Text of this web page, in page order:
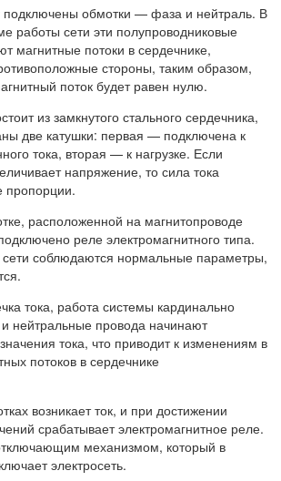
подключены обмотки — фаза и нейтраль. В
работы сети эти полупроводниковые
магнитные потоки в сердечнике,
стороны, таким образом,
поток будет равен нулю.
из замкнутого стального сердечника,
две катушки: первая — подключена к
тока, вторая — к нагрузке. Если
напряжение, то сила тока
пропорции.
расположенной на магнитопроводе
реле электромагнитного типа.
сети соблюдаются нормальные параметры,
тока, работа системы кардинально
нейтральные провода начинают
тока, что приводит к изменениям в
потоков в сердечнике
возникает ток, и при достижении
срабатывает электромагнитное реле.
механизмом, который в
электросеть.